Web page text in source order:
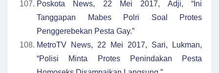
Poskota News, 22 Mei 2017, Adji, “Ini
Tanggapan Mabes Polri Soal Protes
Penggerebekan Pesta Gay.”
MetroTV News, 22 Mei 2017, Sari, Lukman,
“Polisi Minta Protes Penindakan Pesta